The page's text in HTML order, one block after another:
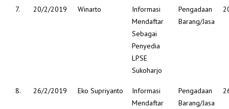
7. 20/2/2019 Winarto
Informasi
Mendaftar
Sebagai
Penyedia
LPSE
Sukoharjo
Pengadaan
Barang/Jasa
8. 26/2/2019 Eko Supriyanto
Informasi
Mendaftar
Pengadaan
Barang/Jasa